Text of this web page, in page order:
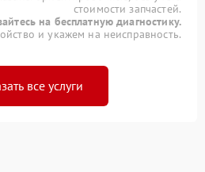
стоимости запчастей.
на бесплатную диагностику.
и укажем на неисправность.
все услуги